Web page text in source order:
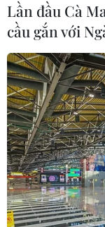
Lần đầu Cà
cầu gắn với